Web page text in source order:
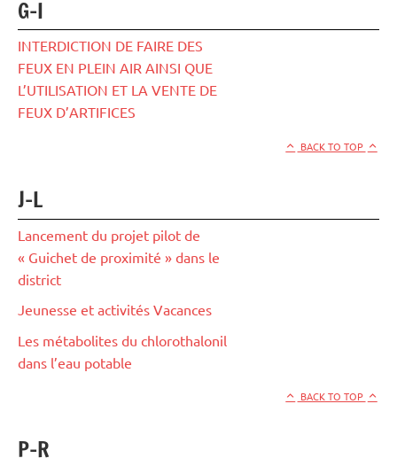
G-I
INTERDICTION DE FAIRE DES
FEUX EN PLEIN AIR AINSI QUE
L’UTILISATION ET LA VENTE DE
FEUX D’ARTIFICES
BACK TO TOP
J-L
Lancement du projet pilot de
« Guichet de proximité » dans le
district
Jeunesse et activités Vacances
Les métabolites du chlorothalonil
dans l’eau potable
BACK TO TOP
P-R